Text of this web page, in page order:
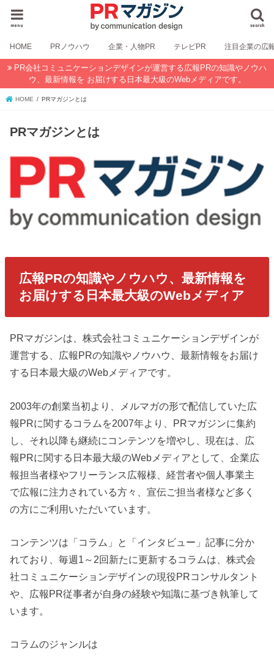
search
menu
HOME PRノウハウ 企業・人物PR テレビPR 注目企業の広
PR会社コミュニケーションデザインが運営する広報PRの知識やノウハ
ウ、最新情報を お届けする日本最大級のWebメディアです。
HOME PRマガジンとは
PRマガジンとは
広報PRの知識やノウハウ、最新情報を
お届けする日本最大級のWebメディア
PRマガジンは、株式会社コミュニケーションデザインが
運営する、広報PRの知識やノウハウ、最新情報をお届け
する日本最大級のWebメディアです。
2003年の創業当初より、メルマガの形で配信していた広
報PRに関するコラムを2007年より、PRマガジンに集約
し、それ以降も継続にコンテンツを増やし、現在は、広
報PRに関する日本最大級のWebメディアとして、企業広
報担当者様やフリーランス広報様、経営者や個人事業主
で広報に注力されている方々、宣伝ご担当者様など多く
の方にご利用いただいています。
コンテンツは「コラム」と「インタビュー」記事に分か
れており、毎週1～2回新たに更新するコラムは、株式会
社コミュニケーションデザインの現役PRコンサルタント
や、広報PR従事者が自身の経験や知識に基づき執筆して
います。
コラムのジャンルは